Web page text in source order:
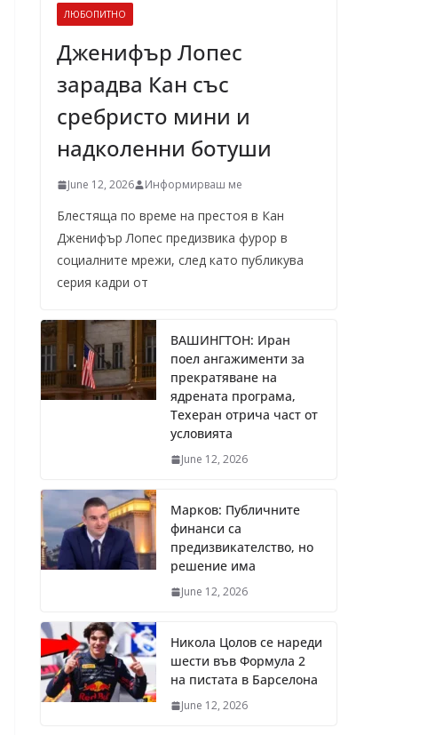
ЛЮБОПИТНО
Дженифър Лопес
зарадва Кан със
сребристо мини и
надколенни ботуши
June 12, 2026 Информирваш ме
Блестяща по време на престоя в Кан
Дженифър Лопес предизвика фурор в
социалните мрежи, след като публикува
серия кадри от
ВАШИНГТОН: Иран
поел ангажименти за
прекратяване на
ядрената програма,
Техеран отрича част от
условията
June 12, 2026
Марков: Публичните
финанси са
предизвикателство, но
решение има
June 12, 2026
Никола Цолов се нареди
шести във Формула 2
на пистата в Барселона
June 12, 2026